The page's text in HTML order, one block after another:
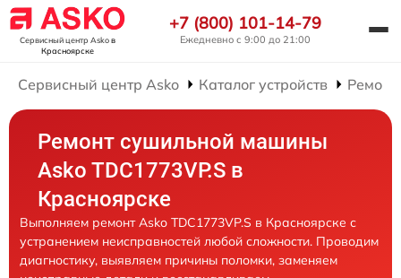
Сервисный центр Askoв
Красноярске
+7 (800) 101-14-79
Ежедневно с 9:00 до 21:00
Сервисный центр Asko Каталог устройств
Ремонт сушильной машины
Asko TDC1773VP.S в
Красноярске
Выполняем ремонт Asko TDC1773VP.S в Красноярске с
устранением неисправностей любой сложности. Проводим
диагностику, выявляем причины поломки, заменяем